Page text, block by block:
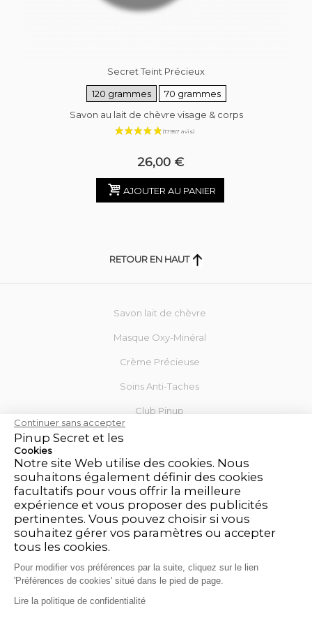
Continuer sans accepter
Pinup Secret et les
Cookies
Notre site Web utilise des cookies. Nous
souhaitons également définir des cookies
facultatifs pour vous offrir la meilleure
expérience et vous proposer des publicités
pertinentes. Vous pouvez choisir si vous
souhaitez gérer vos paramètres ou accepter
tous les cookies.
Pour modifier vos préférences par la suite, cliquez sur le lien
'Préférences de cookies' situé dans le pied de page.
Lire la politique de confidentialité
Secret Teint Précieux
120 grammes
70 grammes
Savon au lait de chèvre visage & corps
26,00 €
AJOUTER AU PANIER
RETOUR EN HAUT
Savon lait de chèvre
Masque Oxy-Minéral
Crème Précieuse
Soins Anti-Taches
Club Pinup
Mon Compte
Contactez-nous
Mentions légales
CGV
Politique de retour et de remboursement
Charte pour la protection des données personnelles